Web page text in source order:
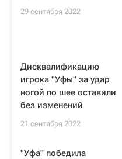
29 сентября 2022
Дисквалификацию
игрока "Уфы" за удар
ногой по шее оставили
без изменений
21 сентября 2022
"Уфа" победила